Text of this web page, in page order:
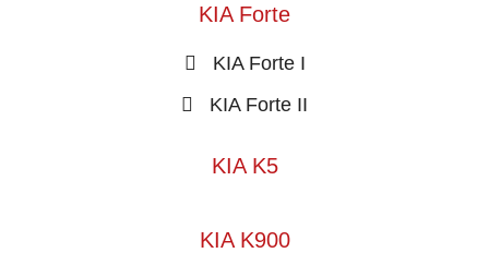
KIA Forte
KIA Forte I
KIA Forte II
KIA K5
KIA K900